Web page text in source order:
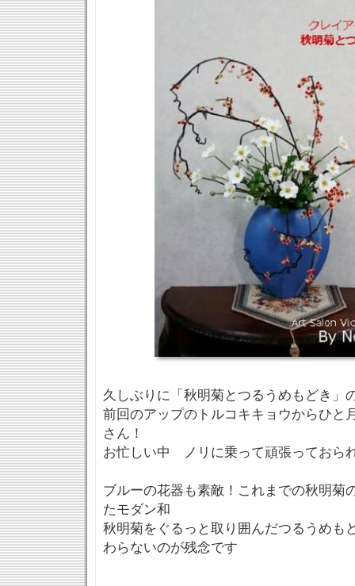
久しぶりに「秋明菊とつるうめもどき」
前回のアップのトルコキキョウからひと
さん！
お忙しい中 ノリに乗って頑張っておら
ブルーの花器も素敵！これまでの秋明菊
たモダン和
秋明菊をぐるっと取り囲んだつるうめも
わらないのが残念です